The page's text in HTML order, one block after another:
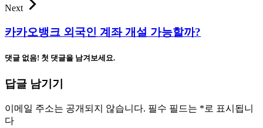
Next
카카오뱅크 외국인 계좌 개설 가능할까?
댓글 없음! 첫 댓글을 남겨보세요.
답글 남기기
이메일 주소는 공개되지 않습니다. 필수 필드는 *로 표시됩니
다